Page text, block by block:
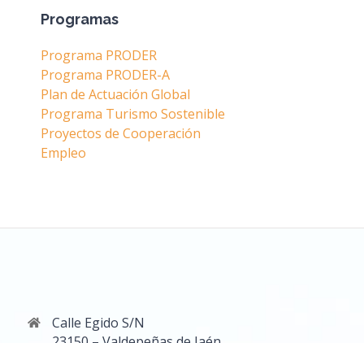
Programas
Programa PRODER
Programa PRODER-A
Plan de Actuación Global
Programa Turismo Sostenible
Proyectos de Cooperación
Empleo
Calle Egido S/N